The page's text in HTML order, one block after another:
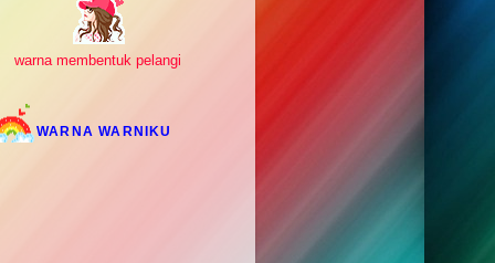
warna membentuk pelangi
WARNA WARNIKU